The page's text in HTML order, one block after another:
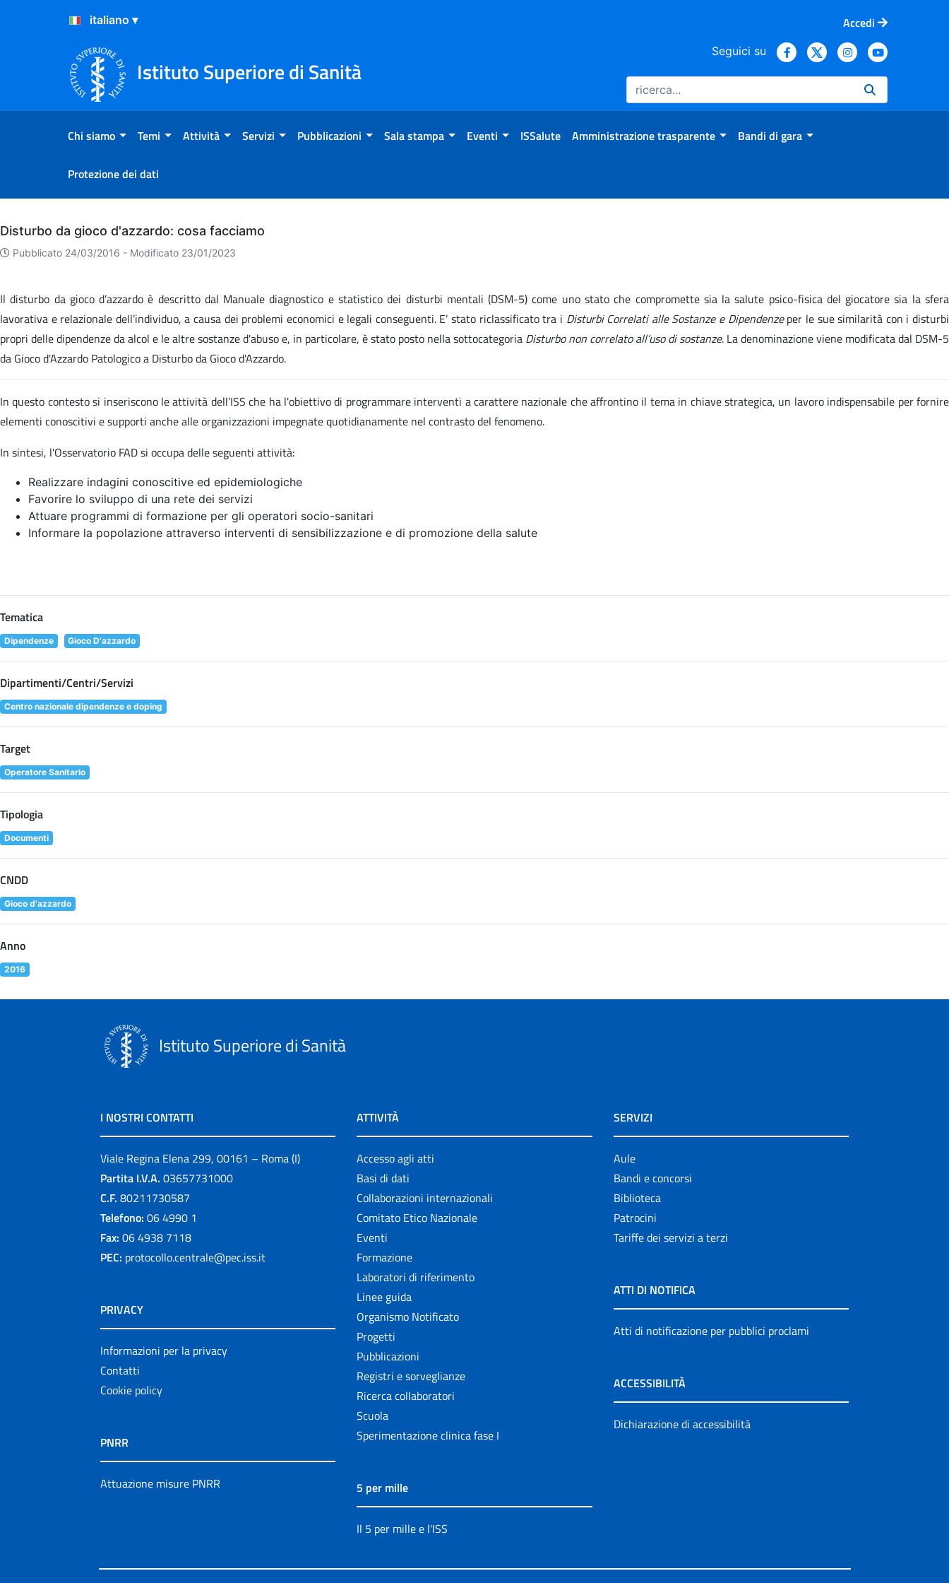
Salta al Contenuto
Salta al Footer
Accedi
Istituto Superiore di Sanità
Seguici su
Chi siamo Temi Attività Servizi Pubblicazioni Sala stampa Eventi ISSalute Amministrazione trasparente Bandi di gara
Protezione dei dati
Archivio
Disturbo da gioco d'azzardo: cosa facciamo
Pubblicato 24/03/2016 - Modificato 23/01/2023
Il disturbo da gioco d’azzardo è descritto dal Manuale diagnostico e statistico dei disturbi mentali (DSM-5) come uno stato che compromette sia la salute psico-fisica del giocatore sia la sfera
lavorativa e relazionale dell’individuo, a causa dei problemi economici e legali conseguenti. E’ stato riclassificato tra i Disturbi Correlati alle Sostanze e Dipendenzeper le sue similarità con i disturbi
propri delle dipendenze da alcol e le altre sostanze d'abuso e, in particolare, è stato posto nella sottocategoria Disturbo non correlato all’uso di sostanze. La denominazione viene modificata dal DSM-5
da Gioco d'Azzardo Patologico a Disturbo da Gioco d'Azzardo.
In questo contesto si inseriscono le attività dell’ISS che ha l'obiettivo di programmare interventi a carattere nazionale che affrontino il tema in chiave strategica, un lavoro indispensabile per fornire
elementi conoscitivi e supporti anche alle organizzazioni impegnate quotidianamente nel contrasto del fenomeno.
In sintesi, l'Osservatorio FAD si occupa delle seguenti attività:
Realizzare indagini conoscitive ed epidemiologiche
Favorire lo sviluppo di una rete dei servizi
Attuare programmi di formazione per gli operatori socio-sanitari
Informare la popolazione attraverso interventi di sensibilizzazione e di promozione della salute
Tematica
Dipendenze Gioco D'azzardo
Dipartimenti/Centri/Servizi
Centro nazionale dipendenze e doping
Target
Operatore Sanitario
Tipologia
Documenti
CNDD
Gioco d'azzardo
Anno
2016
Istituto Superiore di Sanità
I NOSTRI CONTATTI
Viale Regina Elena 299, 00161 – Roma (I)
Partita I.V.A. 03657731000
C.F. 80211730587
Telefono: 06 4990 1
Fax: 06 4938 7118
PEC: protocollo.centrale@pec.iss.it
PRIVACY
Informazioni per la privacy
Contatti
Cookie policy
PNRR
Attuazione misure PNRR
ATTIVITÀ
Accesso agli atti
Basi di dati
Collaborazioni internazionali
Comitato Etico Nazionale
Eventi
Formazione
Laboratori di riferimento
Linee guida
Organismo Notificato
Progetti
Pubblicazioni
Registri e sorveglianze
Ricerca collaboratori
Scuola
Sperimentazione clinica fase I
5 per mille
Il 5 per mille e l'ISS
SERVIZI
Aule
Bandi e concorsi
Biblioteca
Patrocini
Tariffe dei servizi a terzi
ATTI DI NOTIFICA
Atti di notificazione per pubblici proclami
ACCESSIBILITÀ
Dichiarazione di accessibilità